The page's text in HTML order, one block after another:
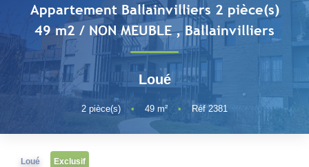
LOUER
Faire Gérer
Conciergerie
Espace Client
Appartement Ballainvilliers 2 pièce(s)
49 m2 / NON MEUBLE,Ballainvilliers
Loué
2 pièce(s) • 49 m² • Réf 2381
Loué Exclusif